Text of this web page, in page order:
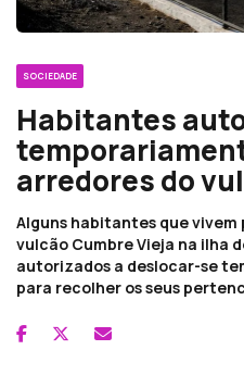
SOCIEDADE
Habitantes
arredores do
Alguns habitantes que
vulcão Cumbre Vieja na ilha
autorizados a deslocar-se
para recolher os seus